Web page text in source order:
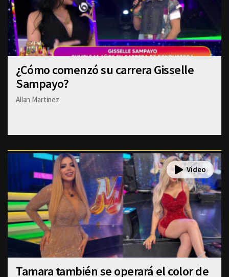
¿Cómo comenzó su carrera Gisselle
Sampayo?
Allan Martinez
Tamara también se operará el color de